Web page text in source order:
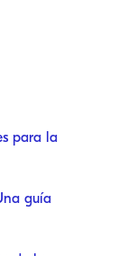
para la
guía